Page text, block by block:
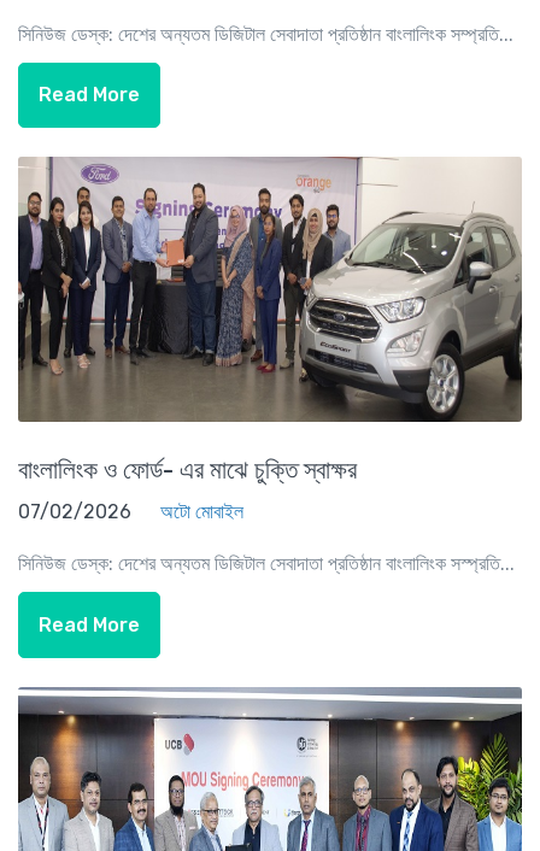
সিনিউজ ডেস্ক: দেশের অন্যতম ডিজিটাল সেবাদাতা প্রতিষ্ঠান বাংলালিংক সম্প্রতি...
Read More
বাংলালিংক ও ফোর্ড- এর মাঝে চুক্তি স্বাক্ষর
07/02/2026 অটো মোবাইল
সিনিউজ ডেস্ক: দেশের অন্যতম ডিজিটাল সেবাদাতা প্রতিষ্ঠান বাংলালিংক সস্প্রতি...
Read More